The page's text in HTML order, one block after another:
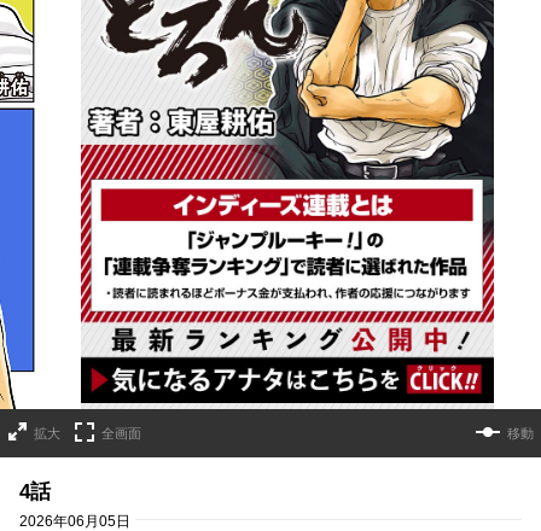
詳細ページへのリンク
拡大 全画面 移動
4話
2026年06月05日